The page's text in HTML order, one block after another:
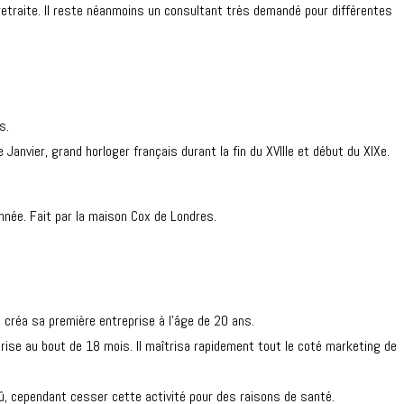
Il reste néanmoins un consultant très demandé pour différentes
grand horloger français durant la fin du XVIIIe et début du XIXe.
Fait par la maison Cox de Londres.
sa première entreprise à l’âge de 20 ans.
au bout de 18 mois. Il maîtrisa rapidement tout le coté marketing de
cependant cesser cette activité pour des raisons de santé.